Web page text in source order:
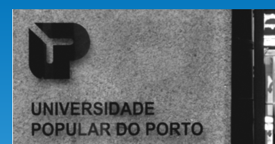
Universidade
Popular do
Porto
Associação
Cultural